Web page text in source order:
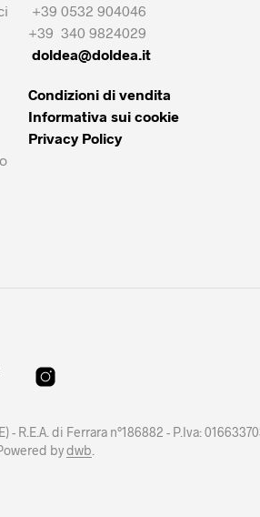
+39 0532 904046
+39 340 9824029
doldea@doldea.it
Condizioni di vendita
Informativa sui cookie
Privacy Policy
- R.E.A. di Ferrara n°186882 - P.Iva:
bydwb